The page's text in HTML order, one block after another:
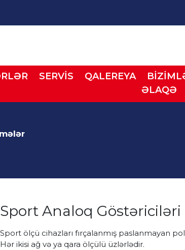
SERVİS QALEREYA
ƏLAQƏ
Sport Analoq Göstəriciləri
Sport ölçü cihazları fırçalanmış paslanmayan
Hər ikisi ağ və ya qara ölçülü üzlərlədir.